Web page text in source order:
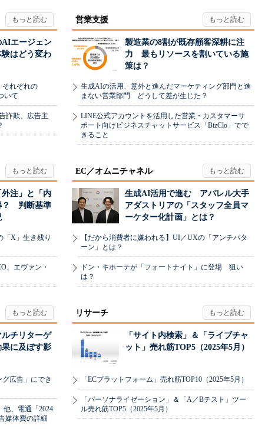
AIエージェン
はどう変わ
それぞれの
いて
詐欺、広告主
営業支援
製造業の8割が既存顧客深耕に注
力 最もリソースを割いている施
策は？
生成AIの活用、意外と進んだマーケティング部門と進
まない営業部門 どうして差が生じた？
LINE公式アカウントを活用した営業・カスタマーサ
ポート向けビジネスチャットサービス「BizClo」でで
きること
外注」と「内
？ 判断基準
「X」生き残り
、エヴァン・
EC／オムニチャネル
生成AI活用で進む アパレル大手
アダストリアの「スタッフ全員マ
ーケター化計画」とは？
【だから消費者に嫌われる】UI／UXの「アンチパタ
ーン」とは？
ドン・キホーテが「フォートナイト」に登場 狙い
は？
チリターゲ
に及ぼす影
広告」にでき
他、電通「2024
媒体費の詳細
リサーチ
「サイト内検索」＆「ライブチャ
ット」売れ筋TOP5（2025年5月）
「ECプラットフォーム」売れ筋TOP10（2025年5月）
「パーソナライゼーション」＆「A／Bテスト」ツー
ル売れ筋TOP5（2025年5月）